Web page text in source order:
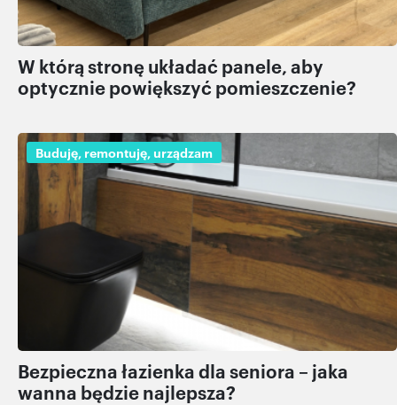
W którą stronę układać panele, aby
optycznie powiększyć pomieszczenie?
Buduję, remontuję, urządzam
Bezpieczna łazienka dla seniora – jaka
wanna będzie najlepsza?